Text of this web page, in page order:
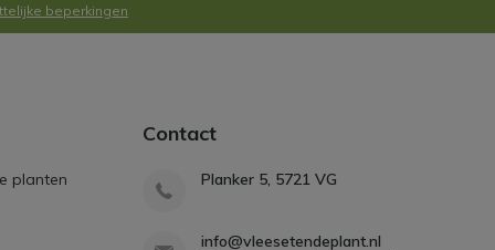
beperkingen
planten
Contact
Planker 5, 5721 VG
info@vleesetendeplant.nl